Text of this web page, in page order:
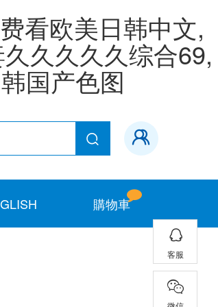
看欧美日韩中文,
久久久久综合69,
国产色图
購物車
客服